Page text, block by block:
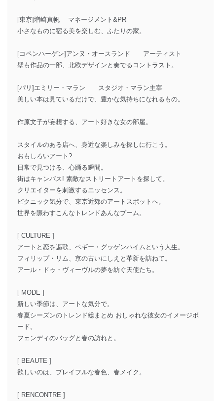
[東京]増崎真帆 マネージメント&PR
小さなものに宿る美を楽しむ、ふたりの家。
[コペンハーゲン]アンヌ・オースランド アーティスト
壁も作品の一部、北欧デザインと奏でるコントラスト。
[パリ]エミリー・マラン スタジオ・マラン主宰
美しい本は見ているだけで、豊かな気持ちになれるもの。
作原文子が妄想する、アート好きな女の部屋。
スタイルのある店へ、身近な楽しみを探しに行こう。
おもしろいアート?
日常で見つける、心踊る瞬間。
街はキャンバス! 素敵なストリートアートを探して。
クリエイターを刺激するエッセンス。
ピクニック気分で、東京近郊のアートスポットへ。
世界を賑わすこんなトレンドあんなブーム。
[ CULTURE ]
アートと恋を謳歌、ペギー・グッゲンハイムという人生。
フィリップ・リム、京の古いにしえと革新を訪ねて。
アール・ドゥ・ヴィーヴルの夢を紡ぐ天使たち。
[ MODE ]
新しい季節は、アートな気分で。
春夏シーズンのトレンド総まとめ おしゃれな彼女のイメージボ
ード。
フェンディのバッグと春の訪れと。
[ BEAUTE ]
欲しいのは、プレイフルな春色、春メイク。
[ RENCONTRE ]